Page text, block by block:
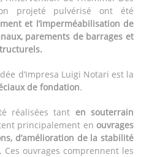
projeté pulvérisé ont été
et l’imperméabilisation de
parements de barrages et
d’Impresa Luigi Notari est la
de fondation.
réalisées tant en souterrain
principalement en ouvrages
d’amélioration de la stabilité
Ces ouvrages comprennent les